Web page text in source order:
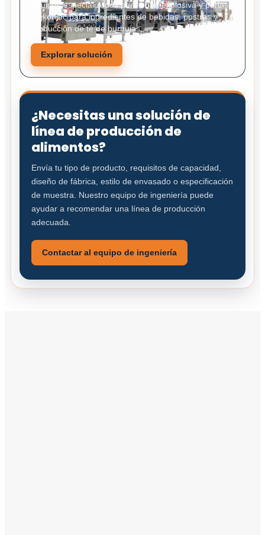
Equipos especializados para boba explosiva y perlas
de konjac para ingredientes de bebidas, postres y
producción de té de burbujas.
Explorar solución
¿Necesitas una solución de
línea de producción de
alimentos?
Envía tu tipo de producto, requisitos de capacidad,
diseño de fábrica, estilo de envasado o especificación
de muestra. Nuestro equipo de ingeniería puede
ayudar a recomendar una línea de producción
adecuada.
Contactar al equipo de ingeniería